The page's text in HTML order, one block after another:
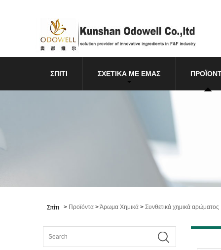
ΣΠΊΤΙ ΣΧΕΤΙΚΆ ΜΕ ΕΜΆΣ
Σπίτι > Προϊόντα >Άρωμα Χημικά > Συνθετικά χημικά αρώματος